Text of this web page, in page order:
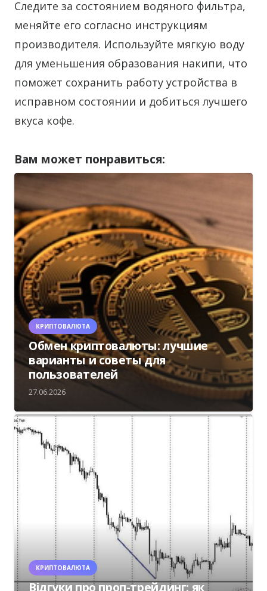
Следите за состоянием водяного фильтра,
меняйте его согласно инструкциям
производителя. Используйте мягкую воду
для уменьшения образования накипи, что
поможет сохранить работу устройства в
исправном состоянии и добиться лучшего
вкуса кофе.
Вам может понравиться:
КРИПТОВАЛЮТА
Обмен криптовалюты: лучшие
варианты и советы для
пользователей
27.06.2026
КРИПТОВАЛЮТА
Відгуки про проп-трейдинг: як